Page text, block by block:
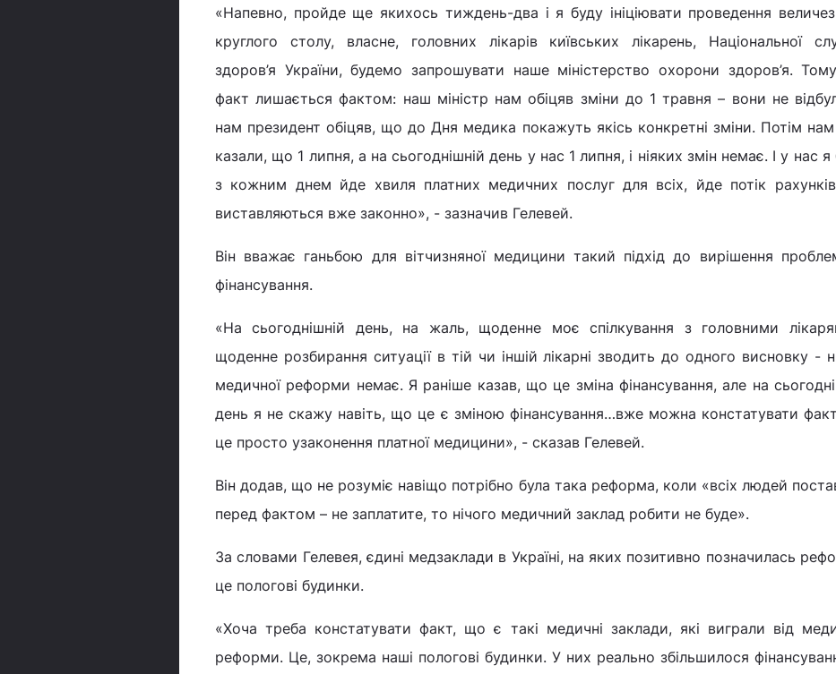
«Напевно, пройде ще якихось тиждень-два і я буду ініціювати проведення
круглого столу, власне, головних лікарів київських лікарень, Національної
здоров’я України, будемо запрошувати наше міністерство охорони здоров’я.
факт лишається фактом: наш міністр нам обіцяв зміни до 1 травня – вони не
нам президент обіцяв, що до Дня медика покажуть якісь конкретні зміни. Потім
казали, що 1 липня, а на сьогоднішній день у нас 1 липня, і ніяких змін немає. І у нас я
з кожним днем йде хвиля платних медичних послуг для всіх, йде потік
виставляються вже законно», - зазначив Гелевей.
Він вважає ганьбою для вітчизняної медицини такий підхід до вирішення
фінансування.
«На сьогоднішній день, на жаль, щоденне моє спілкування з головними
щоденне розбирання ситуації в тій чи іншій лікарні зводить до одного висновку -
медичної реформи немає. Я раніше казав, що це зміна фінансування, але на
день я не скажу навіть, що це є зміною фінансування…вже можна констатувати
це просто узаконення платної медицини», - сказав Гелевей.
Він додав, що не розуміє навіщо потрібно була така реформа, коли «всіх людей
перед фактом – не заплатите, то нічого медичний заклад робити не буде».
За словами Гелевея, єдині медзаклади в Україні, на яких позитивно позначилась
це пологові будинки.
«Хоча треба констатувати факт, що є такі медичні заклади, які виграли від
реформи. Це, зокрема наші пологові будинки. У них реально збільшилося